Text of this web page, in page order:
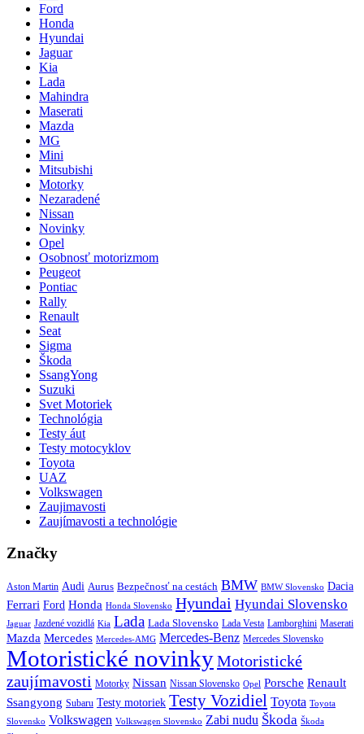
Ford
Honda
Hyundai
Jaguar
Kia
Lada
Mahindra
Maserati
Mazda
MG
Mini
Mitsubishi
Motorky
Nezaradené
Nissan
Novinky
Opel
Osobnosť motorizmom
Peugeot
Pontiac
Rally
Renault
Seat
Sigma
Škoda
SsangYong
Suzuki
Svet Motoriek
Technológia
Testy áut
Testy motocyklov
Toyota
UAZ
Volkswagen
Zaujimavosti
Zaujímavosti a technológie
Značky
Aston Martin Audi Aurus Bezpečnosť na cestách BMW BMW Slovensko Dacia
Ferrari Ford Honda Honda Slovensko Hyundai Hyundai Slovensko
Jaguar Jazdené vozidlá Kia Lada Lada Slovensko Lada Vesta Lamborghini Maserati
Mazda Mercedes Mercedes-AMG Mercedes-Benz Mercedes Slovensko
Motoristické novinkyMotoristické
zaujímavosti Motorky Nissan Nissan Slovensko Opel Porsche Renault
Ssangyong Subaru Testy motoriek Testy Vozidiel Toyota Toyota
Slovensko Volkswagen Volkswagen Slovensko Zabi nudu Škoda Škoda